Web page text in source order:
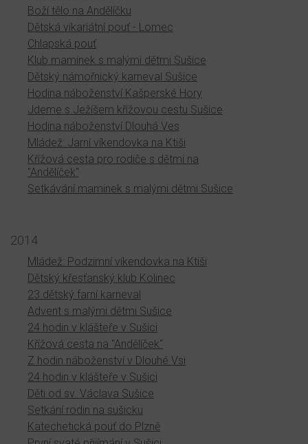
Boží tělo na Andělíčku
Dětská vikariátní pouť - Lomec
Chlapská pouť
Klub maminek s malými dětmi Sušice
Dětský námořnický karneval Sušice
Hodina náboženství Kašperské Hory
Jdeme s Ježíšem křížovou cestu Sušice
Hodina náboženství Dlouhá Ves
Mládež: Jarní víkendovka na Ktiši
Křížová cesta pro rodiče s dětmi na
"Andělíček"
Setkávání maminek s malými dětmi Sušice
2014
Mládež: Podzimní víkendovka na Ktiši
Dětský křesťanský klub Kolinec
23.dětský farní karneval
Advent s malými dětmi Sušice
24 hodin v klášteře v Sušici
Křížová cesta na "Andělíček"
Z hodin náboženství v Dlouhé Vsi
24 hodin v klášteře v Sušici
Děti od sv. Václava Sušice
Setkání rodin na sušicku
Katechetická pouť do Plzně